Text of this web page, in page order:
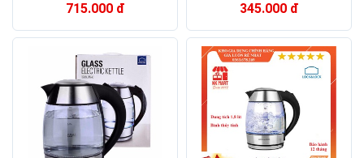
715.000 đ 345.000 đ